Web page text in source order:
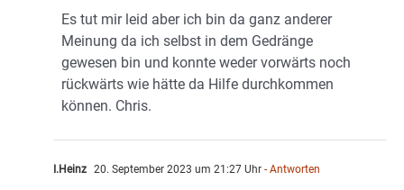
Es tut mir leid aber ich bin da ganz anderer
Meinung da ich selbst in dem Gedränge
gewesen bin und konnte weder vorwärts noch
rückwärts wie hätte da Hilfe durchkommen
können. Chris.
I.Heinz 20. September 2023 um 21:27 Uhr - Antworten